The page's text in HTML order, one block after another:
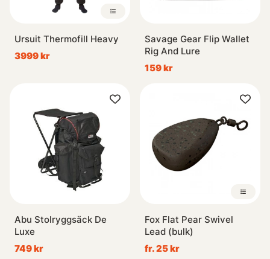
Ursuit Thermofill Heavy
3999 kr
Savage Gear Flip Wallet
Rig And Lure
159 kr
Abu Stolryggsäck De
Luxe
749 kr
Fox Flat Pear Swivel
Lead (bulk)
fr. 25 kr